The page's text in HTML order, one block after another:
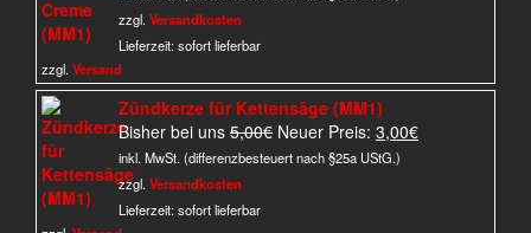
zzgl. Versandkosten
Lieferzeit:sofort lieferbar
zzgl. Versand
Zündkerze für Kettensäge (MM1)
Bisher bei uns 5,00€ Ursprünglicher
Preis
Neuer Preis: 3,00€Aktueller
inkl. MwSt. (differenzbesteuert nach §25a UStG.)
zzgl. Versandkosten
Lieferzeit:sofort lieferbar